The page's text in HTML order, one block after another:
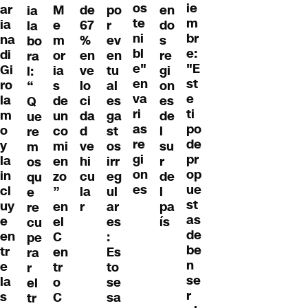
ar
ia
na
di
Gi
ro
la
m
o
y
la
in
cl
uy
e
en
tr
e
la
s
ia
la
bo
ra
l:
“
Q
ue
re
m
os
qu
e
re
cu
pe
ra
r
el
tr
M
e
m
or
ia
s
de
un
co
mi
en
zo
”
en
el
C
en
tr
o
C
de
67
%
en
ve
lo
ci
da
d
ve
hi
cu
la
r
po
r
ev
en
tu
al
es
ga
st
os
irr
eg
ul
ar
es
:
Es
to
se
sa
os
te
ni
bl
e"
en
va
ri
as
re
gi
on
es
en
do
s
re
gi
on
es
de
l
su
r
de
l
pa
ís
ie
m
br
e:
"E
st
e
ti
po
de
pr
op
ue
st
as
de
be
n
se
r